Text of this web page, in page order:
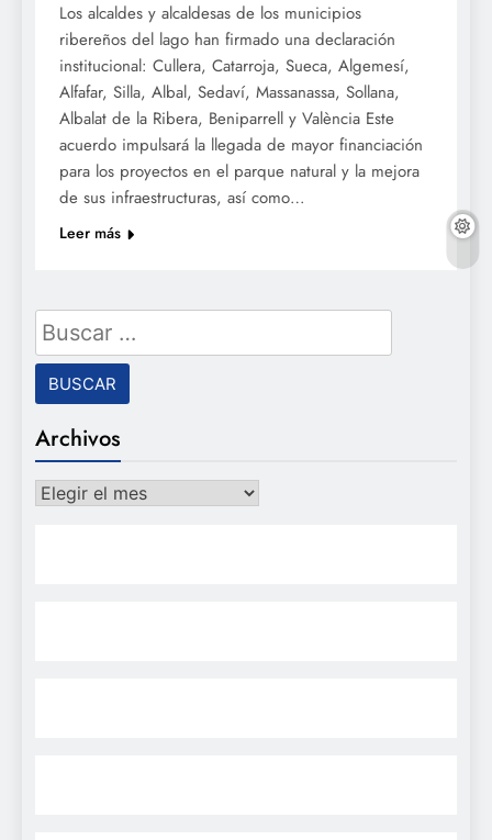
Los alcaldes y alcaldesas de los municipios
ribereños del lago han firmado una declaración
institucional: Cullera, Catarroja, Sueca, Algemesí,
Alfafar, Silla, Albal, Sedaví, Massanassa, Sollana,
Albalat de la Ribera, Beniparrell y València Este
acuerdo impulsará la llegada de mayor financiación
para los proyectos en el parque natural y la mejora
de sus infraestructuras, así como…
Leer más
Buscar:
Archivos
Archivos